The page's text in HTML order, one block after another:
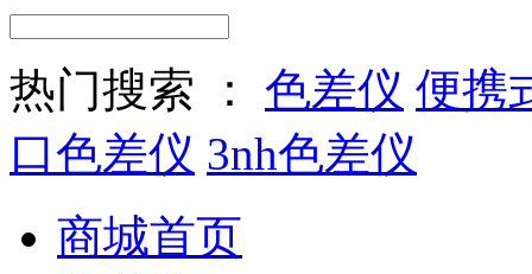
热门搜索 ： 色差仪 便携
口色差仪 3nh色差仪
商城首页